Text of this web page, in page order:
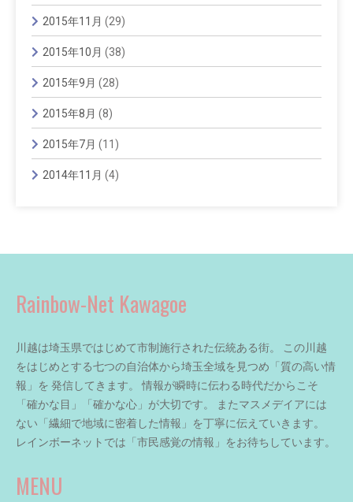
2015年11月 (29)
2015年10月 (38)
2015年9月 (28)
2015年8月 (8)
2015年7月 (11)
2014年11月 (4)
Rainbow-Net Kawagoe
川越は埼玉県ではじめて市制施行された伝統ある街。 この川越
をはじめとする七つの自治体から埼玉全域を見つめ「質の高い情
報」を 発信してきます。 情報が瞬時に伝わる時代だからこそ
「確かな目」「確かな心」が大切です。 またマスメデイアには
ない「繊細で地域に密着した情報」を丁寧に伝えていきます。
レインボーネットでは「市民感覚の情報」をお待ちしています。
MENU